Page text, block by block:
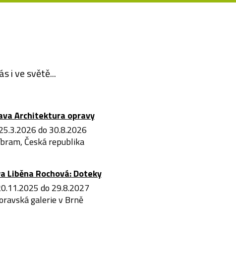
i ve světě...
Architektura opravy
do 30.8.2026
Česká republika
Liběna Rochová: Doteky
do 29.8.2027
galerie v Brně